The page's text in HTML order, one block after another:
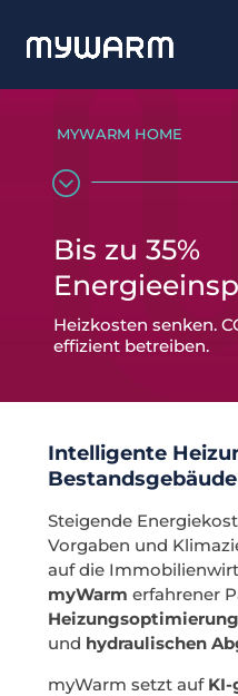
MYWARM HOME
;
Bis zu 35%
Heizkosten senken.
effizient betreiben.
Intelligente
Bestandsgebäude
Steigende
Vorgaben und
auf die
myWarm erfahrener
und hydraulischen
myWarm setzt auf